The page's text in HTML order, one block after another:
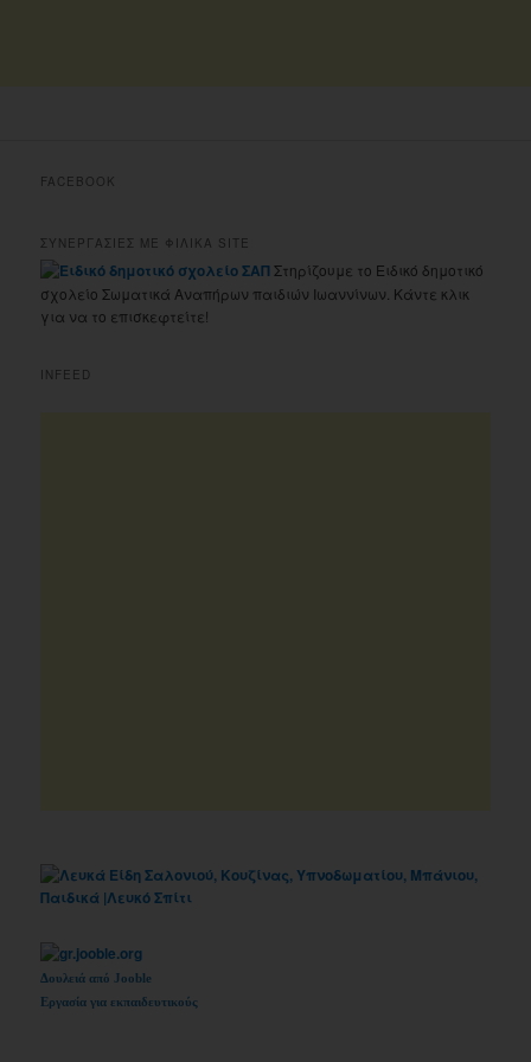
FACEBOOK
ΣΥΝΕΡΓΑΣΙΕΣ ΜΕ ΦΙΛΙΚΑ SITE
Στηρίζουμε το Ειδικό δημοτικό
σχολείο Σωματικά Αναπήρων παιδιών Ιωαννίνων. Κάντε κλικ
για να το επισκεφτείτε!
INFEED
Δουλειά από Jooble
Εργασία για εκπαιδευτικούς